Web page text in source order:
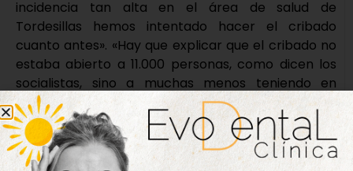
incidencia tan alta en el área de salud de
Tordesillas hemos intentado hacer el cribado
cuanto antes». «Hay que explicar que el cribado no
estaba abierto a 11.000 personas, como dicen los
socialistas, sino a muchas menos teniendo en
cuenta las personas exentas de la prueba. Pese a
todo, no se esperaba tanta participación y por eso
los sanitarios, que han trabajado muy duro, han
estado desbordados», explica Oliveira.